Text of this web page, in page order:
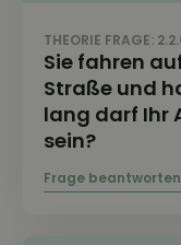
THEORIE FRAGE:
Sie fahren
Straße und
lang darf Ihr
sein?